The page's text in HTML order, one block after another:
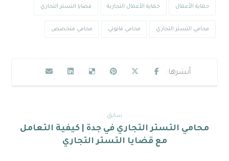
حماية الأعمال حماية الأعمال التجارية قضايا التستر التجاري
محامي التستر التجاري محامي قانوني محامي متخصص
سابق
محامي التستر التجاري في جدة | كيفية التعامل
مع قضايا التستر التجاري